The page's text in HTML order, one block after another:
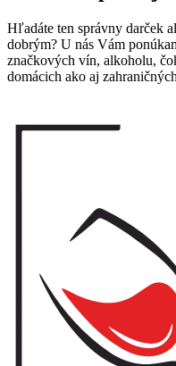
Hľadáte ten správny darček
dobrým? U nás Vám
značkových vín, alkoholu,
domácich ako aj